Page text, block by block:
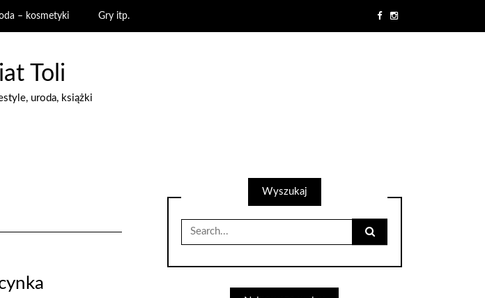
– kosmetyki Gry itp.
Toli
uroda, książki
Wyszukaj
Search
for: